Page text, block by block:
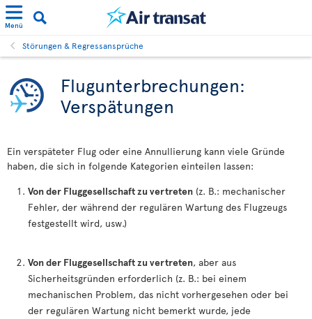
Menü
Störungen & Regressansprüche
Flugunterbrechungen:
Verspätungen
Ein verspäteter Flug oder eine Annullierung kann viele Gründe
haben, die sich in folgende Kategorien einteilen lassen:
Von der Fluggesellschaft zu vertreten (z. B.: mechanischer
Fehler, der während der regulären Wartung des Flugzeugs
festgestellt wird, usw.)
Von der Fluggesellschaft zu vertreten, aber aus
Sicherheitsgründen erforderlich (z. B.: bei einem
mechanischen Problem, das nicht vorhergesehen oder bei
der regulären Wartung nicht bemerkt wurde, jede